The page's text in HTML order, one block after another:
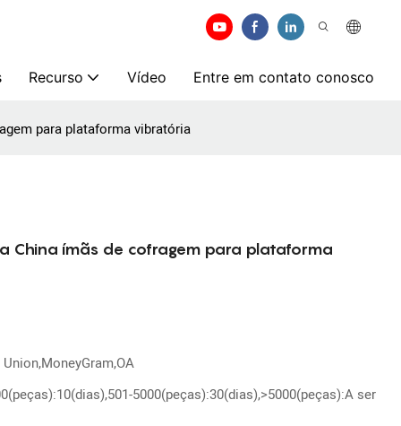
Recurso Vídeo Entre em contato conosco
para plataforma vibratória
China ímãs de cofragem para plataforma
5000(peças):30(dias),>5000(peças):A ser